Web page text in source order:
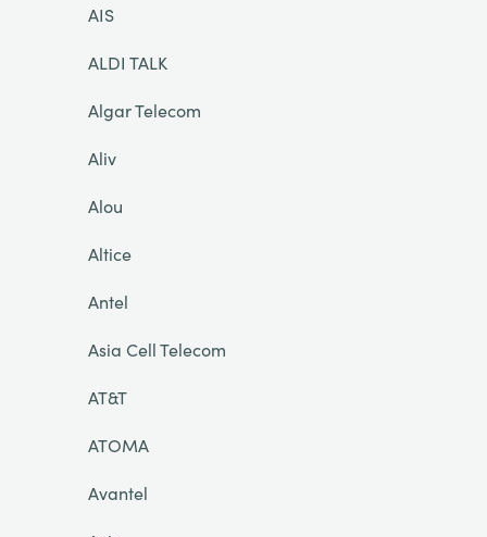
AIS
ALDI TALK
Algar Telecom
Aliv
Alou
Altice
Antel
Asia Cell Telecom
AT&T
ATOMA
Avantel